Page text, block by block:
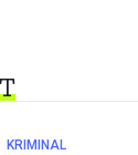
KRIMINAL